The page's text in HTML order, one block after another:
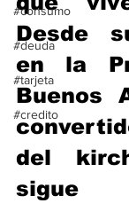
#consumo
#deuda
#tarjeta
#credito
Desde
en la
Buenos
del
sigue